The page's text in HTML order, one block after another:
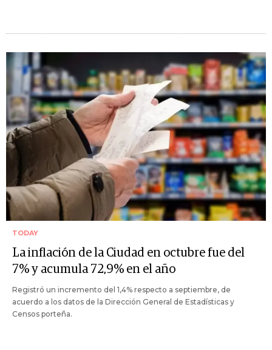
TODAY
La inflación de la Ciudad en octubre fue del
7% y acumula 72,9% en el año
Registró un incremento del 1,4% respecto a septiembre, de
acuerdo a los datos de la Dirección General de Estadísticas y
Censos porteña.